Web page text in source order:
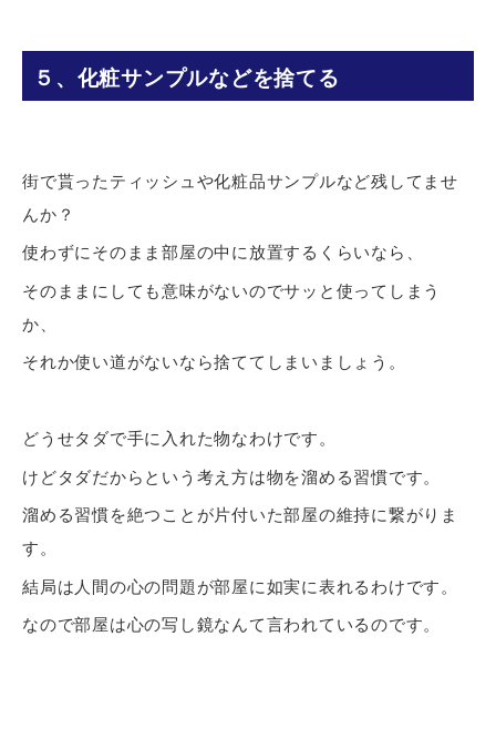
５、化粧サンプルなどを捨てる
街で貰ったティッシュや化粧品サンプルなど残してませ
んか？
使わずにそのまま部屋の中に放置するくらいなら、
そのままにしても意味がないのでサッと使ってしまう
か、
それか使い道がないなら捨ててしまいましょう。
どうせタダで手に入れた物なわけです。
けどタダだからという考え方は物を溜める習慣です。
溜める習慣を絶つことが片付いた部屋の維持に繋がりま
す。
結局は人間の心の問題が部屋に如実に表れるわけです。
なので部屋は心の写し鏡なんて言われているのです。